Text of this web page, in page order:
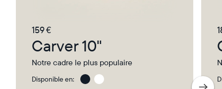
159 €
Carver 10"
Notre cadre le plus populaire
Disponible en:
Gravel